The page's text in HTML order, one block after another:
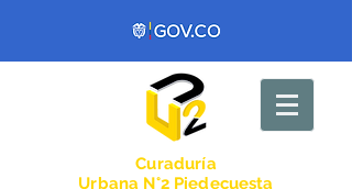
Curaduría
Urbana N°2 Piedecuesta